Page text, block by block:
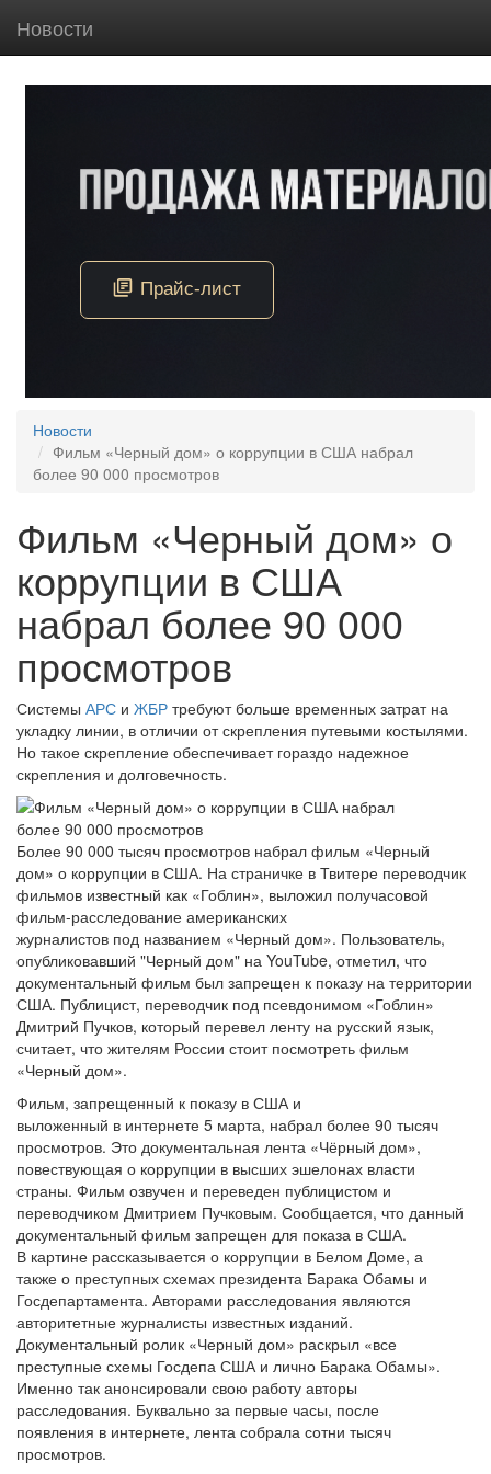
Новости
Новости
Фильм «Черный дом» о коррупции в США набрал
более 90 000 просмотров
Фильм «Черный дом» о
коррупции в США
набрал более 90 000
просмотров
Системы АРС и ЖБР требуют больше временных затрат на
укладку линии, в отличии от скрепления путевыми костылями.
Но такое скрепление обеспечивает гораздо надежное
скрепления и долговечность.
Более 90 000 тысяч просмотров набрал фильм «Черный
дом» о коррупции в США. На страничке в Твитере переводчик
фильмов известный как «Гоблин», выложил получасовой
фильм-расследование американских
журналистов под названием «Черный дом». Пользователь,
опубликовавший "Черный дом" на YouTube, отметил, что
документальный фильм был запрещен к показу на территории
США. Публицист, переводчик под псевдонимом «Гоблин»
Дмитрий Пучков, который перевел ленту на русский язык,
считает, что жителям России стоит посмотреть фильм
«Черный дом».
Фильм, запрещенный к показу в США и
выложенный в интернете 5 марта, набрал более 90 тысяч
просмотров. Это документальная лента «Чёрный дом»,
повествующая о коррупции в высших эшелонах власти
страны. Фильм озвучен и переведен публицистом и
переводчиком Дмитрием Пучковым. Сообщается, что данный
документальный фильм запрещен для показа в США.
В картине рассказывается о коррупции в Белом Доме, а
также о преступных схемах президента Барака Обамы и
Госдепартамента. Авторами расследования являются
авторитетные журналисты известных изданий.
Документальный ролик «Черный дом» раскрыл «все
преступные схемы Госдепа США и лично Барака Обамы».
Именно так анонсировали свою работу авторы
расследования. Буквально за первые часы, после
появления в интернете, лента собрала сотни тысяч
просмотров.